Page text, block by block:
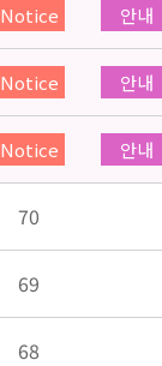
Notice 안내
Notice 안내
Notice 안내
70
69
68